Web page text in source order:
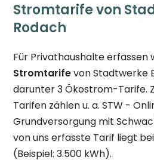
Stromtarife von
Rodach
Für Privathaushalte erfassen
Stromtarifevon Stadtwerke
darunter 3 Ökostrom-Tarife.
Tarifen zählen u. a. STW -
Grundversorgung mit
von uns erfasste Tarif liegt
(Beispiel: 3.500 kWh).